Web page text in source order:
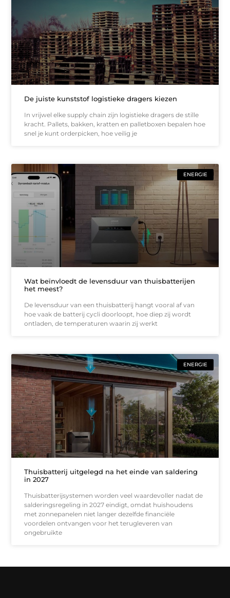
De juiste kunststof logistieke dragers kiezen
In vrijwel elke supply chain zijn logistieke dragers de stille
kracht. Pallets, bakken, kratten en palletboxen bepalen hoe
snel je kunt orderpicken, hoe veilig je
ENERGIE
Wat beïnvloedt de levensduur van thuisbatterijen
het meest?
De levensduur van een thuisbatterij hangt vooral af van
hoe vaak de batterij cycli doorloopt, hoe diep zij wordt
ontladen, de temperaturen waarin zij werkt
ENERGIE
Thuisbatterij uitgelegd na het einde van saldering
in 2027
Thuisbatterijsystemen worden veel waardevoller nadat de
salderingsregeling in 2027 eindigt, omdat huishoudens
met zonnepanelen niet langer dezelfde financiële
voordelen ontvangen voor het terugleveren van
ongebruikte